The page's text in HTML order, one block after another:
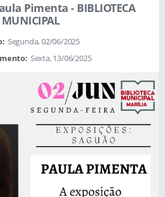
Pimenta - BIBLIOTECA
MUNICIPAL
Segunda, 02/06/2025
Sexta, 13/06/2025